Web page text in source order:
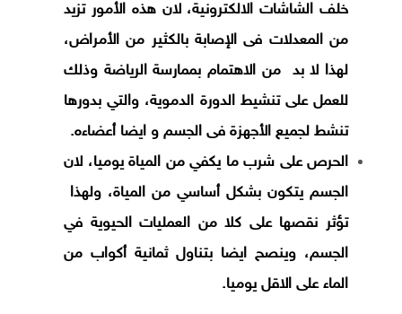
خلف الشاشات الالكترونية، لان هذه الأمور تزيد
من المعدلات فى الإصابة بالكثير من الأمراض،
لهذا لا بد من الاهتمام بممارسة الرياضة وذلك
للعمل على تنشيط الدورة الدموية، والتي بدورها
تنشط لجميع الأجهزة فى الجسم و ايضا أعضاءه.
الحرص على شرب ما يكفي من المياة يوميا، لان
الجسم يتكون بشكل أساسي من المياة، ولهذا
تؤثر نقصها على كلا من العمليات الحيوية في
الجسم، وينصح ايضا بتناول ثمانية أكواب من
الماء على الاقل يوميا.